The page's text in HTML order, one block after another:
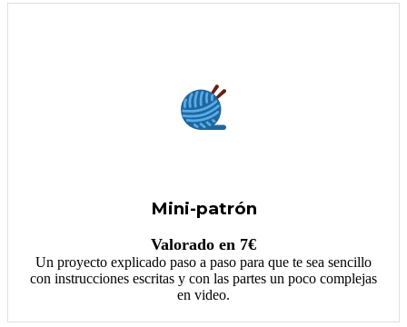
Mini-patrón
Valorado en 7€
Un proyecto explicado paso a paso para que te sea sencillo
con instrucciones escritas y con las partes un poco complejas
en video.